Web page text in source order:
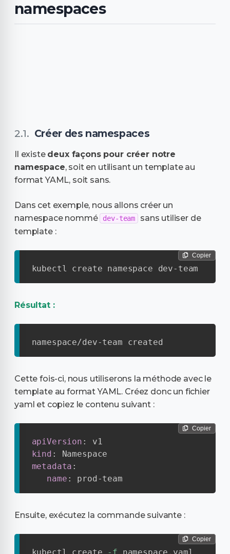
namespaces
Créer des namespaces
Il existe deux façons pour créer notre
namespace, soit en utilisant un template au
format YAML, soit sans.
Dans cet exemple, nous allons créer un
namespace nommé
dev-team
sans utiliser de
template :
Copier
kubectl create namespace dev-team
Résultat :
namespace/dev-team created
Cette fois-ci, nous utiliserons la méthode avec le
template au format YAML. Créez donc un fichier
yaml et copiez le contenu suivant :
Copier
apiVersion :
kind :
metadata :
name : prod -team
Ensuite, exécutez la commande suivante :
Copier